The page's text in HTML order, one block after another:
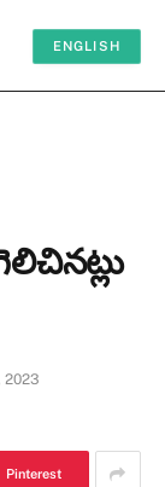
ENGLISH
2023
Pinterest